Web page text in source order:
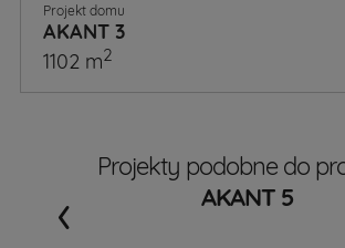
Projekt domu
AKANT 3
1102 m2
Projekty podobne do
AKANT 5
‹